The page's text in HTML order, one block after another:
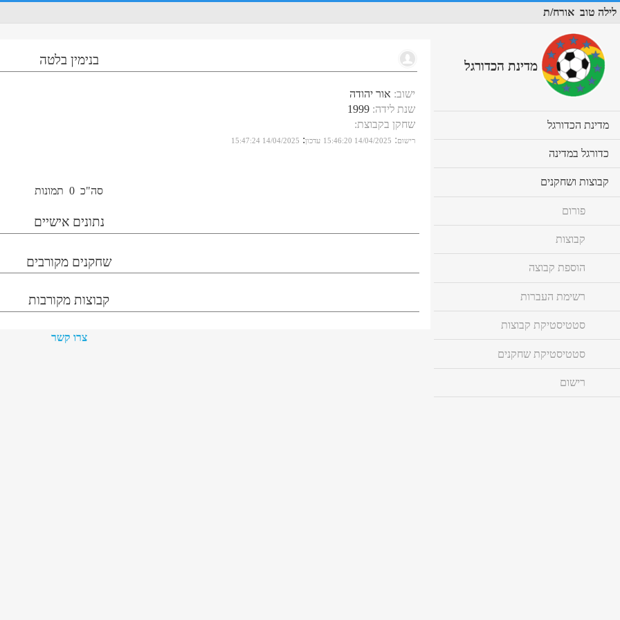
לילה טוב אורח/ת
בנימין בלטה
ישוב: אור יהודה
שנת לידה:
1999
שחקן בקבוצת:
רישום:
14/04/2025 15:46:20 עדכון:
14/04/2025 15:47:24
סה"כ 0 תמונות
נתונים אישיים
שחקנים מקורבים
קבוצות מקורבות
צרו קשר
מדינת הכדורגל
מדינת הכדורגל
to
כדורגל במדינה
to
קבוצות ושחקנים
to
פורום
קבוצות
הוספת קבוצה
רשימת העברות
סטטיסטיקת קבוצות
סטטיסטיקת שחקנים
רישום